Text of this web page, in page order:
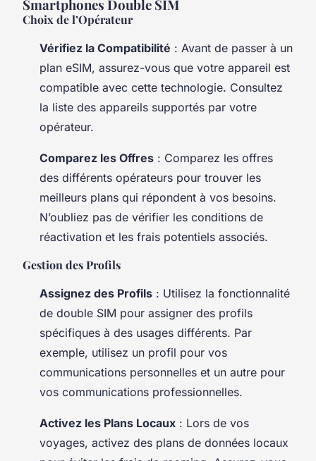
Smartphones Double SIM
Choix de l’Opérateur
Vérifiez la Compatibilité : Avant de passer à un
plan eSIM, assurez-vous que votre appareil est
compatible avec cette technologie. Consultez
la liste des appareils supportés par votre
opérateur.
Comparez les Offres : Comparez les offres
des différents opérateurs pour trouver les
meilleurs plans qui répondent à vos besoins.
N’oubliez pas de vérifier les conditions de
réactivation et les frais potentiels associés.
Gestion des Profils
Assignez des Profils : Utilisez la fonctionnalité
de double SIM pour assigner des profils
spécifiques à des usages différents. Par
exemple, utilisez un profil pour vos
communications personnelles et un autre pour
vos communications professionnelles.
Activez les Plans Locaux : Lors de vos
voyages, activez des plans de données locaux